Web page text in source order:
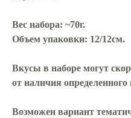
Вес набора: ~70г.
Объем упаковки: 12/12см.
Вкусы в наборе могут
от наличия определенного
Возможен вариант